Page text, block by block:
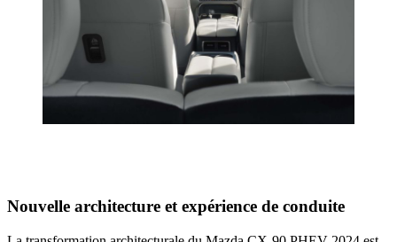
Nouvelle architecture et expérience de conduite